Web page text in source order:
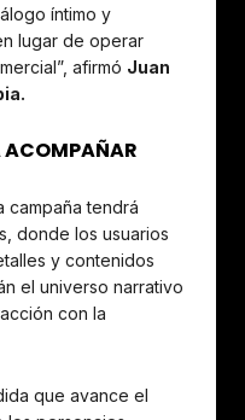
íntimo y
lugar de operar
afirmó Juan
ACOMPAÑAR
campaña tendrá
donde los usuarios
y contenidos
el universo narrativo
con la
que avance el